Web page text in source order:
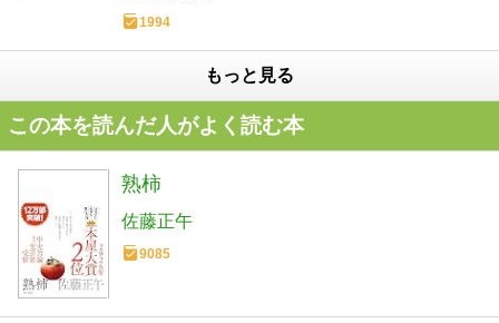
1994
もっと見る
この本を読んだ人がよく読む本
熟柿
佐藤正午
9085